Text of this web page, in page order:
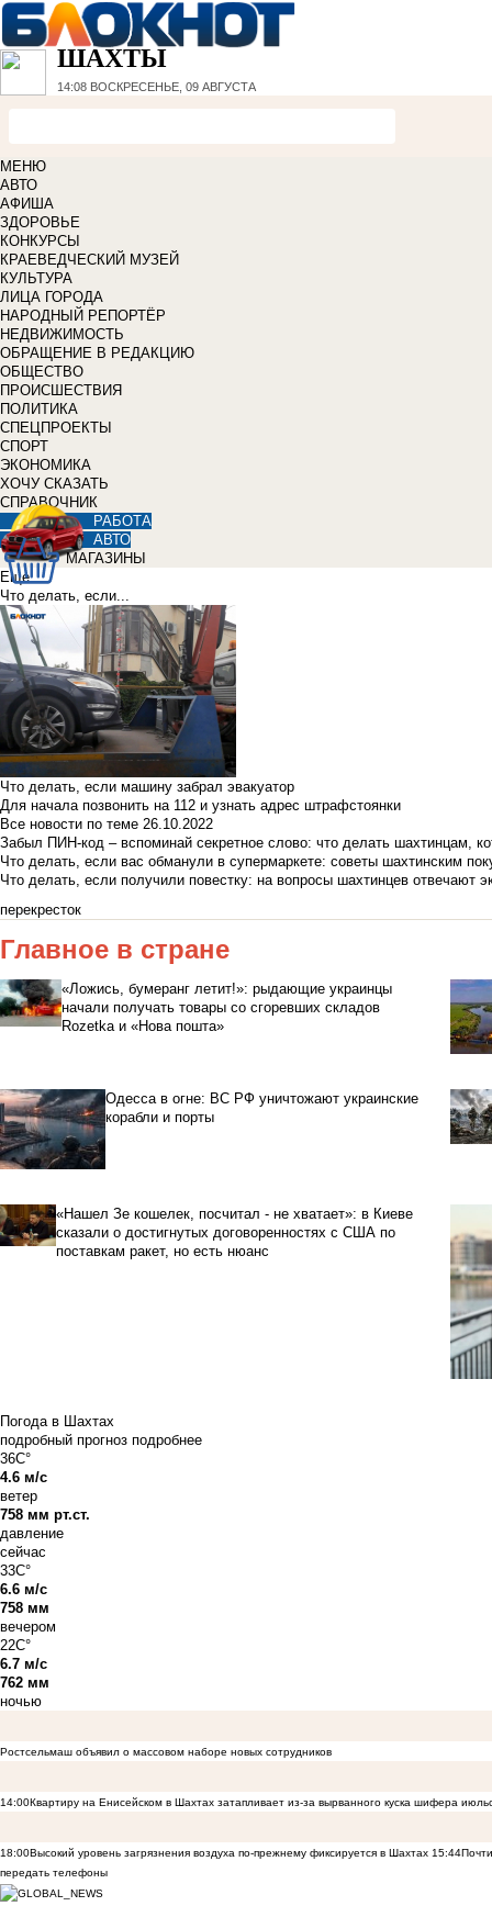
ШАХТЫ
14:08 ВОСКРЕСЕНЬЕ, 09 АВГУСТА
МЕНЮ
АВТО
АФИША
ЗДОРОВЬЕ
КОНКУРСЫ
КРАЕВЕДЧЕСКИЙ МУЗЕЙ
КУЛЬТУРА
ЛИЦА ГОРОДА
НАРОДНЫЙ РЕПОРТЁР
НЕДВИЖИМОСТЬ
ОБРАЩЕНИЕ В РЕДАКЦИЮ
ОБЩЕСТВО
ПРОИСШЕСТВИЯ
ПОЛИТИКА
СПЕЦПРОЕКТЫ
СПОРТ
ЭКОНОМИКА
ХОЧУ СКАЗАТЬ
СПРАВОЧНИК
РАБОТА
АВТО
МАГАЗИНЫ
Еще
Что делать, если...
Что делать, если машину забрал эвакуатор
Для начала позвонить на 112 и узнать адрес штрафстоянки
Все новости по теме 26.10.2022
Забыл ПИН-код – вспоминай секретное слово: что делать шахтинцам,
Что делать, если вас обманули в супермаркете: советы шахтинским
Что делать, если получили повестку: на вопросы шахтинцев отвечают
перекресток
Главное в стране
«Ложись, бумеранг летит!»: рыдающие украинцы
начали получать товары со сгоревших складов
Rozetka и «Нова пошта»
Одесса в огне: ВС РФ уничтожают украинские
корабли и порты
«Нашел Зе кошелек, посчитал - не хватает»: в Киеве
сказали о достигнутых договоренностях с США по
поставкам ракет, но есть нюанс
Погода в Шахтах
подробный прогноз подробнее
36C°
4.6 м/с
ветер
758 мм рт.ст.
давление
сейчас
33C°
6.6 м/с
758 мм
вечером
22C°
6.7 м/с
762 мм
ночью
Ростсельмаш объявил о массовом наборе новых сотрудников
14:00Квартиру на Енисейском в Шахтах затапливает из-за вырванного куска шифера
18:00Высокий уровень загрязнения воздуха по-прежнему фиксируется в Шахтах 15:44
передать телефоны